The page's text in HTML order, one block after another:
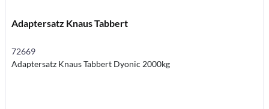
Adaptersatz Knaus Tabbert
72669
Adaptersatz Knaus Tabbert Dyonic 2000kg